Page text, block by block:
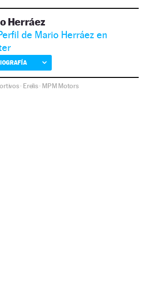
Herráez
de Mario Herráez en
· Erelis· MPM Motors